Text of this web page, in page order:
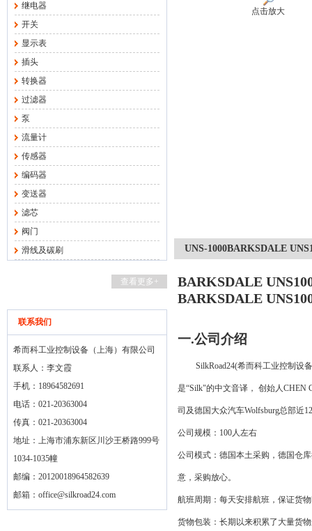
继电器
开关
显示表
插头
转换器
过滤器
泵
流量计
传感器
编码器
变送器
滤芯
阀门
滑线及碳刷
查看更多+
联系我们
希而科工业控制设备（上海）有限公司
联系人：李文霞
手机：18964582691
电话：021-20363004
传真：021-20363004
地址：上海市浦东新区川沙王桥路999号
1034-1035幢
邮编：20120018964582639
邮箱： office@silkroad24.com
点击放大
UNS-1000BARKSDALE
BARKSDALE
BARKSDALE
一.公司介绍
SilkRoad24(希而科工业控制设
是“Silk"的中文音译， 创始人CHEN
司及德国大众汽车Wolfsburg总部近
公司规模： 100人左右
公司模式：德国本土采购，德国仓
意，采购放心。
航班周期：每天安排航班，保证货
货物包装：长期以来积累了大量货